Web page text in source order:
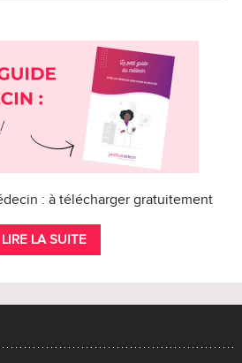
: à télécharger gratuitement
LIRE LA SUITE